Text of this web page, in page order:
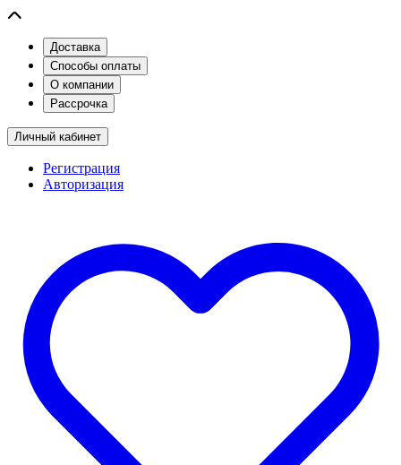
Доставка
Способы оплаты
О компании
Рассрочка
Личный кабинет
Регистрация
Авторизация